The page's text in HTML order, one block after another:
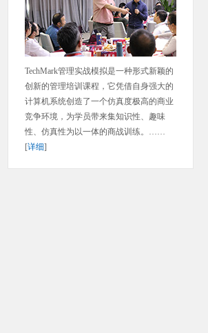
TechMark管理实战模拟是一种形式新颖的
创新的管理培训课程，它凭借自身强大的
计算机系统创造了一个仿真度极高的商业
竞争环境，为学员带来集知识性、趣味
性、仿真性为以一体的商战训练。……
[详细]